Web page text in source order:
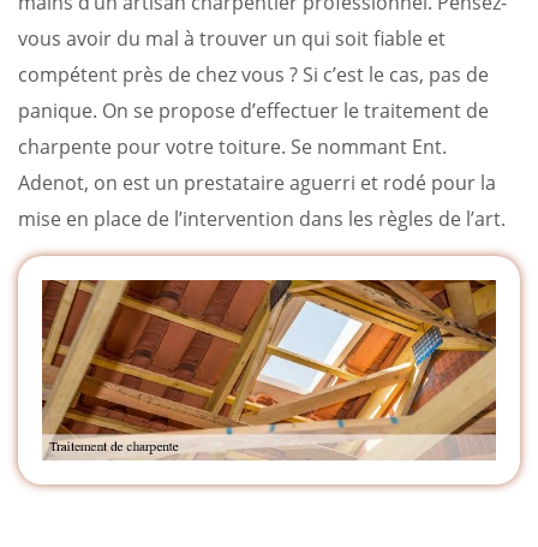
vous avoir du mal à trouver un qui soit fiable et
compétent près de chez vous ? Si c’est le cas, pas de
panique. On se propose d’effectuer le traitement de
charpente pour votre toiture. Se nommant Ent.
Adenot, on est un prestataire aguerri et rodé pour la
mise en place de l’intervention dans les règles de l’art.